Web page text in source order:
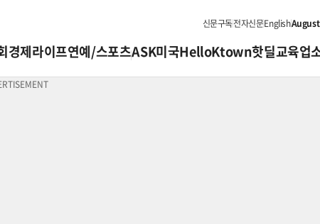
신문구독전자신문English
경제라이프연예/스포츠ASK미국HelloKtown핫딜교육업